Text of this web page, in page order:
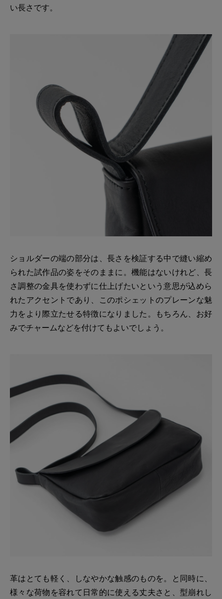
い長さです。
ショルダーの端の部分は、長さを検証する中で縫い縮め
られた試作品の姿をそのままに。機能はないけれど、長
さ調整の金具を使わずに仕上げたいという意思が込めら
れたアクセントであり、このポシェットのプレーンな魅
力をより際立たせる特徴になりました。もちろん、お好
みでチャームなどを付けてもよいでしょう。
革はとても軽く、しなやかな触感のものを。と同時に、
様々な荷物を容れて日常的に使える丈夫さと、型崩れし